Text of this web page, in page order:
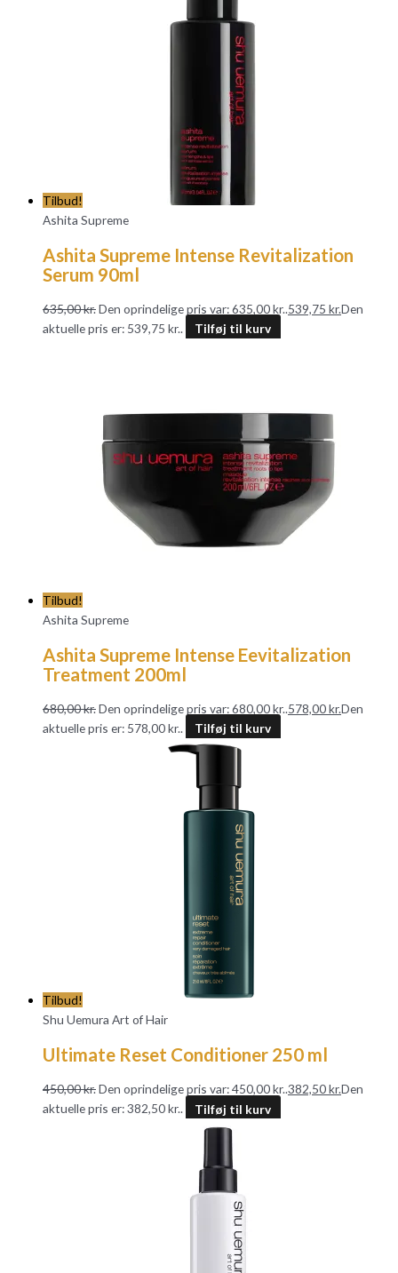
Tilbud!
Ashita Supreme
Ashita Supreme Intense Revitalization
Serum 90ml
635,00kr.Den oprindelige pris var: 635,00 kr..539,75 kr.Den
aktuelle pris er: 539,75 kr..
Tilføj til kurv
Tilbud!
Ashita Supreme
Ashita Supreme Intense Eevitalization
Treatment 200ml
680,00kr.Den oprindelige pris var: 680,00 kr..578,00kr.Den
aktuelle pris er: 578,00 kr..
Tilføj til kurv
Tilbud!
Shu Uemura Art of Hair
Ultimate Reset Conditioner 250 ml
450,00kr.Den oprindelige pris var: 450,00 kr..382,50kr.Den
aktuelle pris er: 382,50 kr..
Tilføj til kurv